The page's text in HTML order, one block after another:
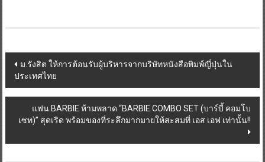
Post
navigation
ม.รังสิต ให้การต้อนรับผู้บริหารจากบริษัทหนังสือพิมพ์ญี่ปุ่นใน
ประเทศไทย
แฟน BARBIE ห้ามพลาด “BARBIE COMBO SET (บาร์บี้ คอมโบ
เซท)” สุดเริด พร้อมของที่ระลึกมากมายให้สะสมที่ เอส เอฟ เท่านั้น!!